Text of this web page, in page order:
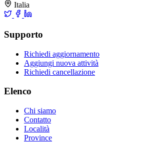
Italia
Supporto
Richiedi aggiornamento
Aggiungi nuova attività
Richiedi cancellazione
Elenco
Chi siamo
Contatto
Località
Province